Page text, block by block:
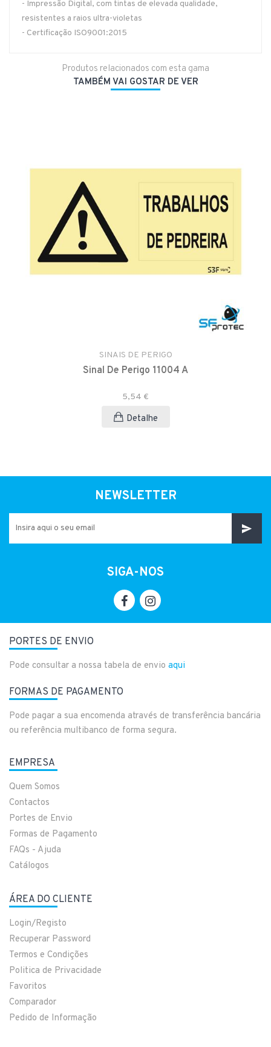
- Impressão Digital, com tintas de elevada qualidade,
resistentes a raios ultra-violetas
- Certificação ISO9001:2015
Produtos relacionados com esta gama
TAMBÉM VAI GOSTAR DE VER
SINAIS DE PERIGO
Sinal De Perigo 11004 A
5,54 €
Detalhe
NEWSLETTER
SIGA-NOS
PORTES DE ENVIO
Pode consultar a nossa tabela de envio aqui
FORMAS DE PAGAMENTO
Pode pagar a sua encomenda através de transferência bancária
ou referência multibanco de forma segura.
EMPRESA
Quem Somos
Contactos
Portes de Envio
Formas de Pagamento
FAQs - Ajuda
Catálogos
ÁREA DO CLIENTE
Login/Registo
Recuperar Password
Termos e Condições
Politica de Privacidade
Favoritos
Comparador
Pedido de Informação